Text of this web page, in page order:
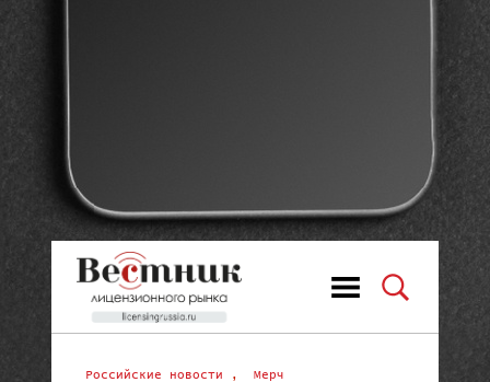
Российские новости , Мерч